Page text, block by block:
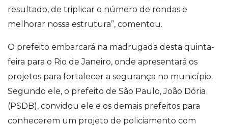
resultado, de triplicar o número de rondas e
melhorar nossa estrutura”, comentou.
O prefeito embarcará na madrugada desta quinta-
feira para o Rio de Janeiro, onde apresentará os
projetos para fortalecer a segurança no município.
Segundo ele, o prefeito de São Paulo, João Dória
(PSDB), convidou ele e os demais prefeitos para
conhecerem um projeto de policiamento com